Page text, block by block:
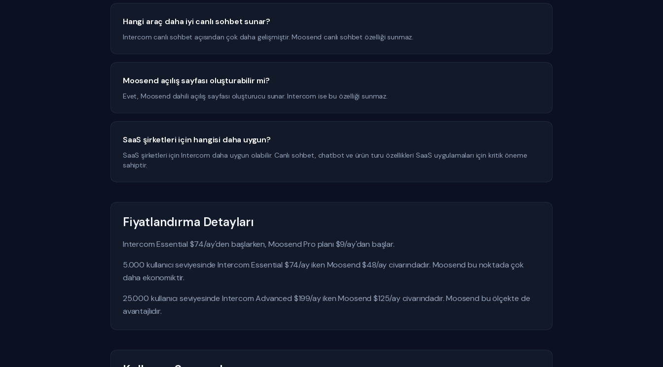
Hangi araç daha iyi canlı sohbet sunar?
Intercom canlı sohbet açısından çok daha gelişmiştir. Moosend canlı sohbet özelliği sunmaz.
Moosend açılış sayfası oluşturabilir mi?
Evet, Moosend dahili açılış sayfası oluşturucu sunar. Intercom ise bu özelliği sunmaz.
SaaS şirketleri için hangisi daha uygun?
SaaS şirketleri için Intercom daha uygun olabilir. Canlı sohbet, chatbot ve ürün turu özellikleri SaaS uygulamaları için kritik öneme
sahiptir.
Fiyatlandırma Detayları
Intercom Essential $74/ay'den başlarken, Moosend Pro planı $9/ay'dan başlar.
5.000 kullanıcı seviyesinde Intercom Essential $74/ay iken Moosend $48/ay civarındadır. Moosend bu noktada çok
daha ekonomiktir.
25.000 kullanıcı seviyesinde Intercom Advanced $199/ay iken Moosend $125/ay civarındadır. Moosend bu ölçekte de
avantajlıdır.